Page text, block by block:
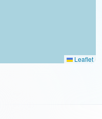
Leaflet